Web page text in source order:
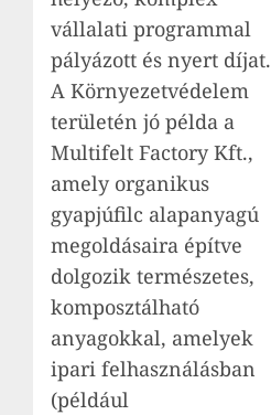
vállalati programmal
pályázott és nyert díjat.
A Környezetvédelem
területén jó példa a
Multifelt Factory Kft.,
amely organikus
gyapjúfilc alapanyagú
megoldásaira építve
dolgozik természetes,
komposztálható
anyagokkal, amelyek
ipari felhasználásban
(például